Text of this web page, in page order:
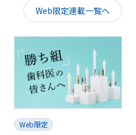
Web限定連載一覧へ
Web限定